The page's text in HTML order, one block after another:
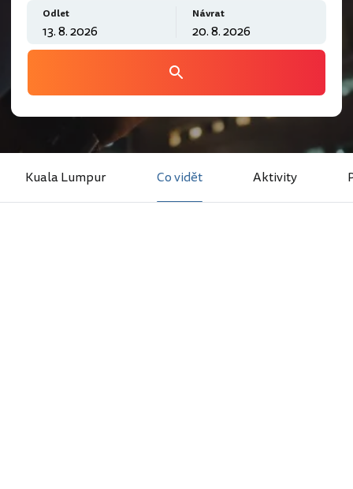
Odlet Návrat
Kuala Lumpur Co vidět Aktivity